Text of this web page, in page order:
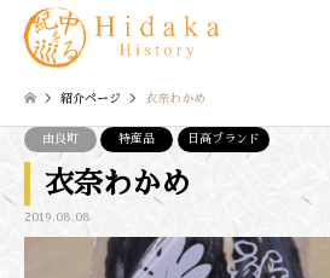
紹介ページ 衣奈わかめ
由良町 特産品 日高ブランド
衣奈わかめ
2019.08.08